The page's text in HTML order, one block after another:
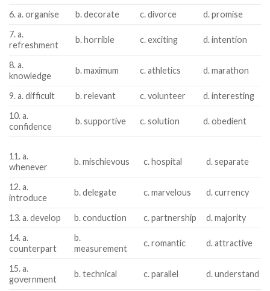
6. a. organise
b. decorate c. divorce
d. promise
7. a.
refreshment
b. horrible c. exciting d. intention
8. a.
knowledge
b. maximum c. athletics d. marathon
9. a. difficult b. relevant c. volunteer
d. interesting
10. a.
confidence
b. supportive c. solution d. obedient
11. a.
whenever
b. mischievous c. hospital d. separate
12. a.
introduce
b. delegate c. marvelous d. currency
13. a. develop b. conduction c. partnership
d. majority
14. a.
counterpart
b.
measurement
c. romantic d. attractive
15. a.
government
b. technical c. parallel d. understand